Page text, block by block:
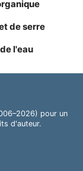
de serre
l'eau
pour un
d'auteur.